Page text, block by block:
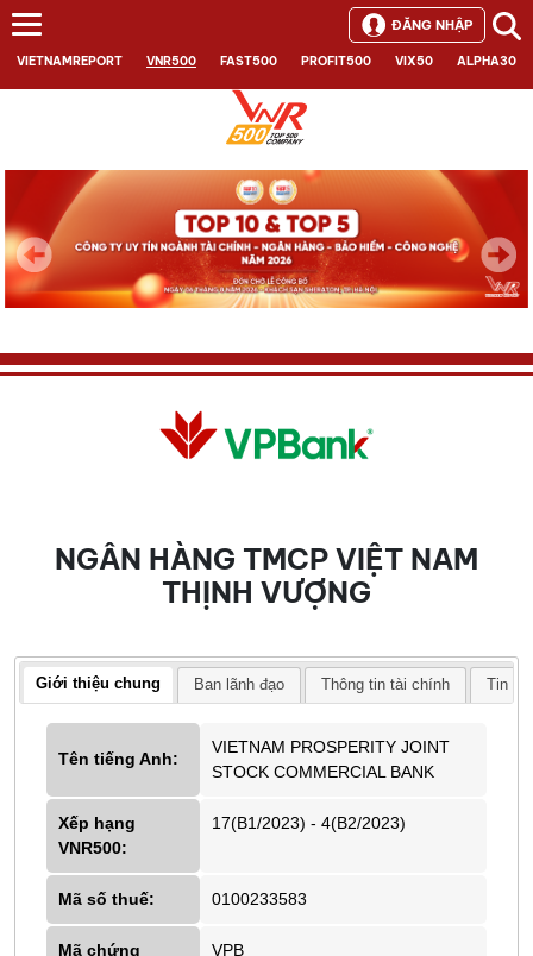
VIETNAMREPORT VNR500 FAST500 PROFIT500 VIX50 ALPHA30
ĐĂNG NHẬP
Next
NGÂN HÀNG TMCP VIỆT NAM
THỊNH VƯỢNG
Giới thiệu chung Ban lãnh đạo Thông tin tài chính Tin
Tên tiếng Anh:
VIETNAM PROSPERITY JOINT
STOCK COMMERCIAL BANK
Xếp hạng
VNR500:
17(B1/2023) - 4(B2/2023)
Mã số thuế: 0100233583
Mã chứng
VPB